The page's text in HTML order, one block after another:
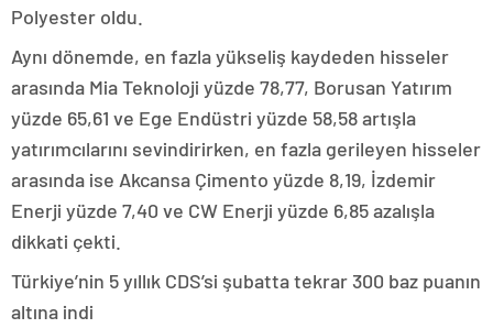
Polyester oldu.
Aynı dönemde, en fazla yükseliş kaydeden hisseler
arasında Mia Teknoloji yüzde 78,77, Borusan Yatırım
yüzde 65,61 ve Ege Endüstri yüzde 58,58 artışla
yatırımcılarını sevindirirken, en fazla gerileyen hisseler
arasında ise Akcansa Çimento yüzde 8,19, İzdemir
Enerji yüzde 7,40 ve CW Enerji yüzde 6,85 azalışla
dikkati çekti.
Türkiye’nin 5 yıllık CDS’si şubatta tekrar 300 baz puanın
altına indi